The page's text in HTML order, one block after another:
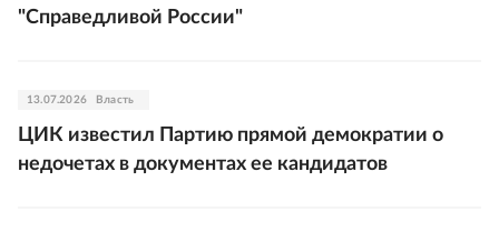
"Справедливой России"
13.07.2026 Власть
ЦИК известил Партию прямой демократии о
недочетах в документах ее кандидатов